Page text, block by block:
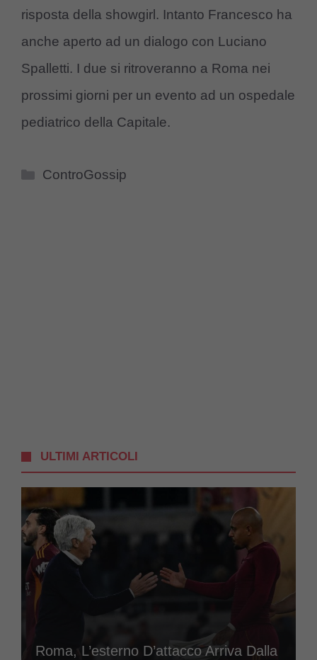
risposta della showgirl. Intanto Francesco ha
anche aperto ad un dialogo con Luciano
Spalletti. I due si ritroveranno a Roma nei
prossimi giorni per un evento ad un ospedale
pediatrico della Capitale.
Categorie
ControGossip
ULTIMI ARTICOLI
Roma, L’esterno D’attacco Arriva Dalla